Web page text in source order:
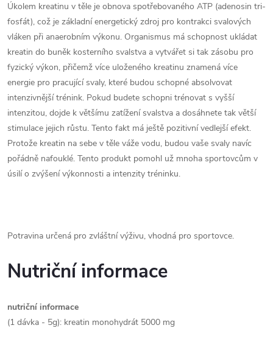
Úkolem kreatinu v těle je obnova spotřebovaného ATP (adenosin tri-
fosfát), což je základní energetický zdroj pro kontrakci svalových
vláken při anaerobním výkonu. Organismus má schopnost ukládat
kreatin do buněk kosterního svalstva a vytvářet si tak zásobu pro
fyzický výkon, přičemž více uloženého kreatinu znamená více
energie pro pracující svaly, které budou schopné absolvovat
intenzivnější trénink. Pokud budete schopni trénovat s vyšší
intenzitou, dojde k většímu zatížení svalstva a dosáhnete tak větší
stimulace jejich růstu. Tento fakt má ještě pozitivní vedlejší efekt.
Protože kreatin na sebe v těle váže vodu, budou vaše svaly navíc
pořádně nafouklé. Tento produkt pomohl už mnoha sportovcům v
úsilí o zvýšení výkonnosti a intenzity tréninku.
Potravina určená pro zvláštní výživu, vhodná pro sportovce.
Nutriční informace
nutriční informace
(1 dávka - 5g): kreatin monohydrát 5000 mg